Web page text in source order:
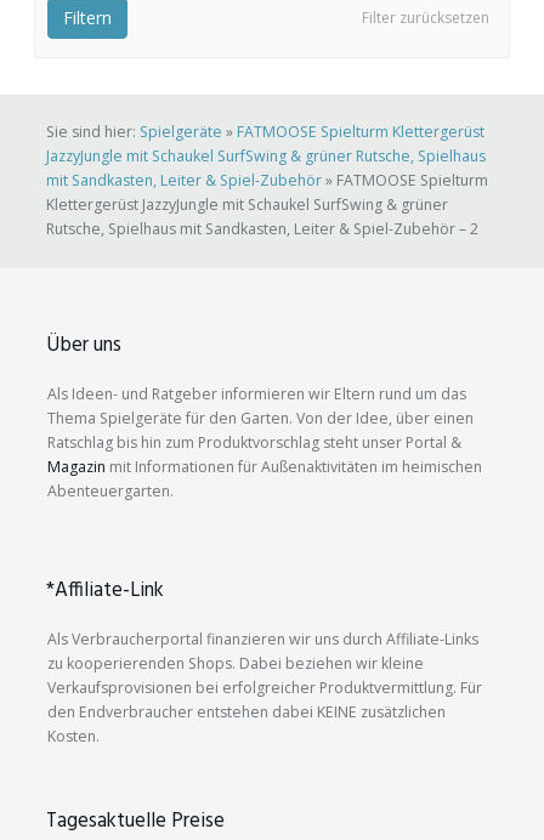
Filter zurücksetzen
Filtern
Sie sind hier: Spielgeräte » FATMOOSE Spielturm Klettergerüst
JazzyJungle mit Schaukel SurfSwing & grüner Rutsche, Spielhaus
mit Sandkasten, Leiter & Spiel-Zubehör» FATMOOSE Spielturm
Klettergerüst JazzyJungle mit Schaukel SurfSwing & grüner
Rutsche, Spielhaus mit Sandkasten, Leiter & Spiel-Zubehör – 2
Über uns
Als Ideen- und Ratgeber informieren wir Eltern rund um das
Thema Spielgeräte für den Garten. Von der Idee, über einen
Ratschlag bis hin zum Produktvorschlag steht unser Portal &
Magazin mit Informationen für Außenaktivitäten im heimischen
Abenteuergarten.
*Affiliate-Link
Als Verbraucherportal finanzieren wir uns durch Affiliate-Links
zu kooperierenden Shops. Dabei beziehen wir kleine
Verkaufsprovisionen bei erfolgreicher Produktvermittlung. Für
den Endverbraucher entstehen dabei KEINE zusätzlichen
Kosten.
Tagesaktuelle Preise